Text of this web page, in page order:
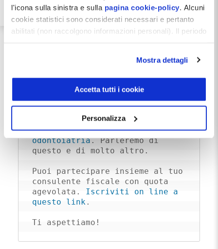
l'icona sulla sinistra e sulla pagina cookie-policy . Alcuni
cookie statistici sono considerati necessari e pertanto
abilitati (non raccolgono informazioni personali). Il periodo
indirizzo:dentistamanager.it/contatti-dentista-
Chiudendo questo banner tramite apposita X in alto a
Mostra dettagli
Accetta tutti i cookie
Personalizza
Se ti
questo
argomento
partecipa
anche tu al
Corso
Pianificazione fiscale in
odontoiatria. Parleremo di
questo e di molto altro.
Puoi partecipare insieme al tuo
consulente fiscale con quota
agevolata. Iscriviti on line a
questo link.
Ti aspettiamo!